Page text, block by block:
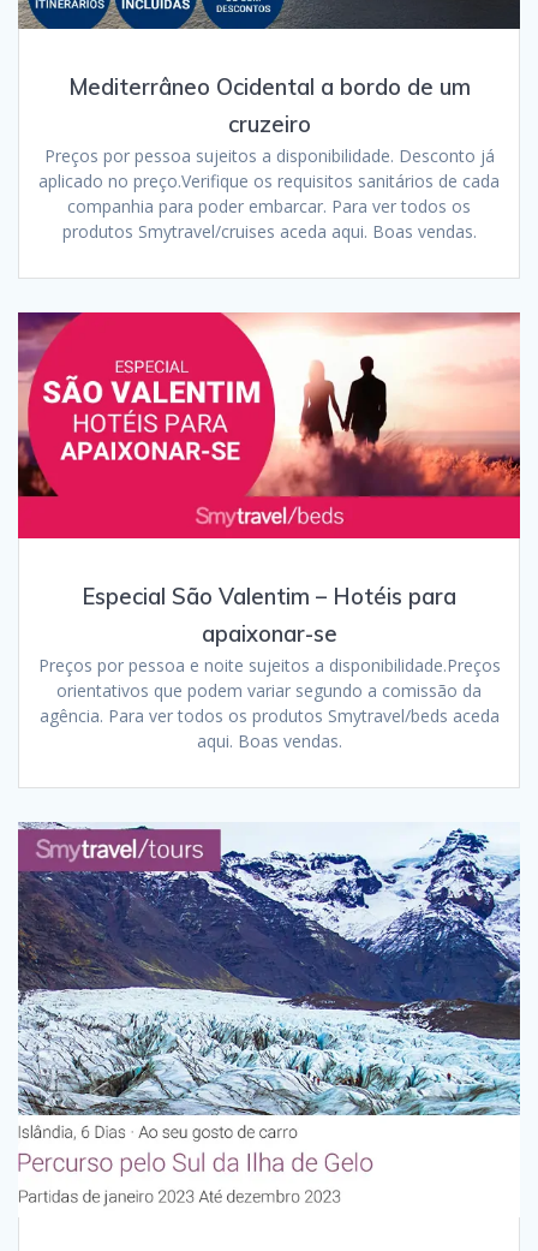
Mediterrâneo Ocidental a bordo de um
cruzeiro
Preços por pessoa sujeitos a disponibilidade. Desconto já
aplicado no preço.Verifique os requisitos sanitários de cada
companhia para poder embarcar. Para ver todos os
produtos Smytravel/cruises aceda aqui. Boas vendas.
Especial São Valentim – Hotéis para
apaixonar-se
Preços por pessoa e noite sujeitos a disponibilidade.Preços
orientativos que podem variar segundo a comissão da
agência. Para ver todos os produtos Smytravel/beds aceda
aqui. Boas vendas.